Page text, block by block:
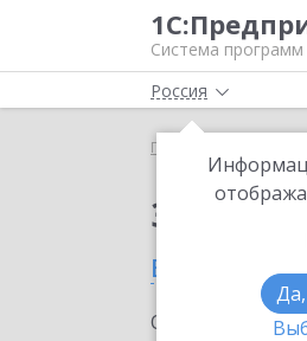
Система программ
Россия
Главная
в
Ознакомьтесь